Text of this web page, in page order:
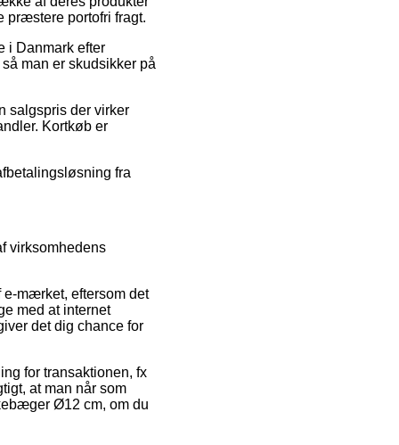
præstere portofri fragt.
i Danmark efter
man er skudsikker på
salgspris der virker
Kortkøb er
fra
virksomhedens
mærket, eftersom det
med at internet
det dig chance for
for transaktionen, fx
at man når som
Ø12 cm, om du